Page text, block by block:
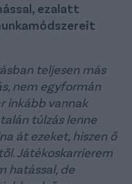
ezalatt
teljesen más
nem egyformán
inkább vannak
túlzás lenne
át ezeket, hiszen ő
Játékoskarrierem
hatással, de